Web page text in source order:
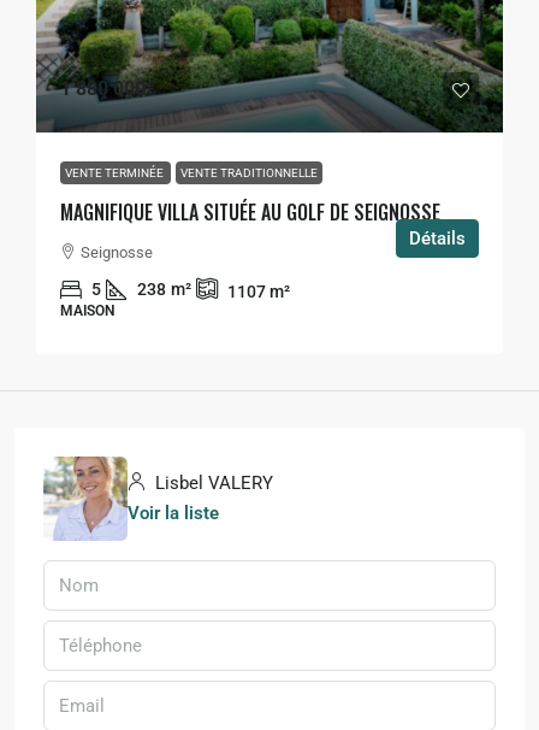
1 880 000€
VENTE TERMINÉE VENTE TRADITIONNELLE
MAGNIFIQUE VILLA SITUÉE AU GOLF DE SEIGNOSSE
Seignosse
5 238 m² 1107m²
MAISON
Détails
Lisbel VALERY
Voir la liste